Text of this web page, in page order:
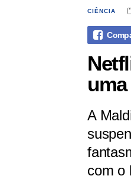
CIÊNCIA
A
com o